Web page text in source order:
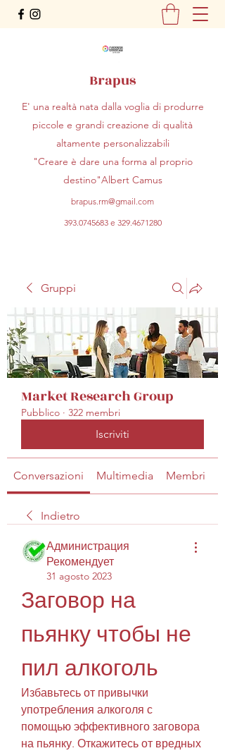
Brapus
E' una realtà nata dalla voglia di produrre
piccole e grandi creazione di qualità
altamente personalizzabili
"Creare è dare una forma al proprio
destino"Albert Camus
brapus.rm@gmail.com
393.0745683e 329.4671280
Gruppi
Market Research Group
Pubblico · 322 membri
Iscriviti
Conversazioni Multimedia Membri
Indietro
Администрация
Рекомендует
31 agosto 2023
Заговор на
пьянку чтобы не
пил алкоголь
Избавьтесь от привычки
употребления алкоголя с
помощью эффективного заговора
на пьянку. Откажитесь от вредных